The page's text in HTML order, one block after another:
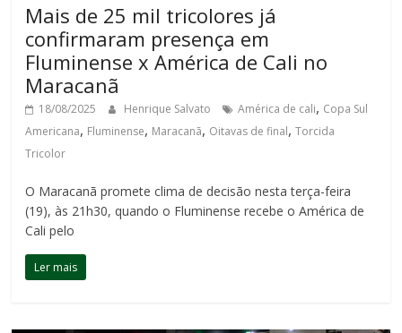
Mais de 25 mil tricolores já
confirmaram presença em
Fluminense x América de Cali no
Maracanã
18/08/2025 Henrique Salvato América de cali, Copa Sul
Americana, Fluminense, Maracanã, Oitavas de final,Torcida
Tricolor
O Maracanã promete clima de decisão nesta terça-feira
(19), às 21h30, quando o Fluminense recebe o América de
Cali pelo
Ler mais